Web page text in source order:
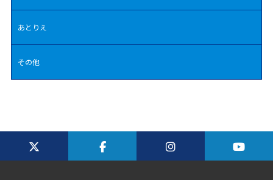
あとりえ
その他